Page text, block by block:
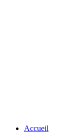
Accueil